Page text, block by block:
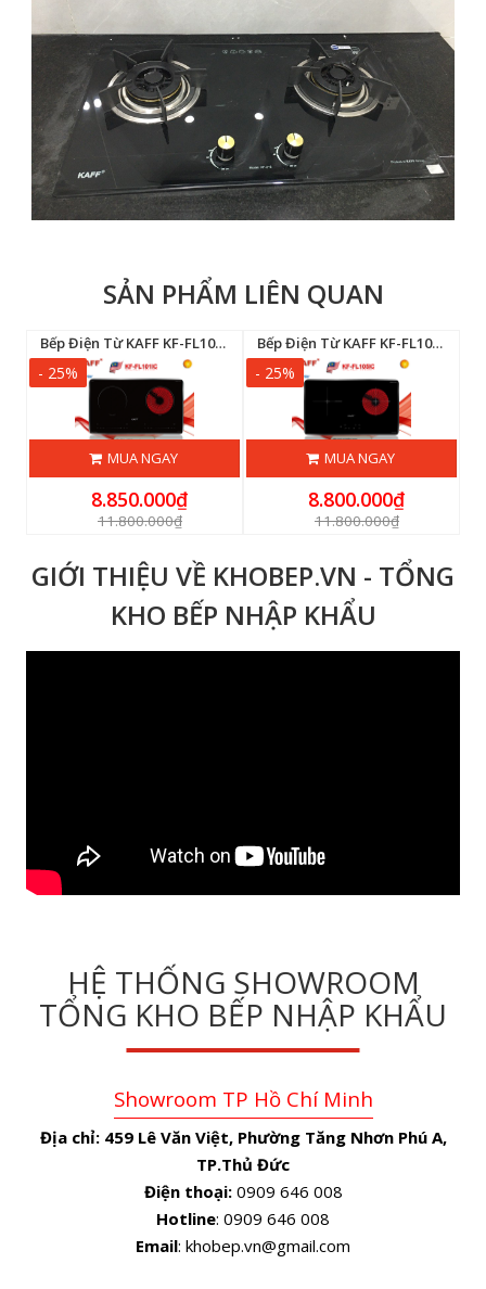
SẢN PHẨM LIÊN QUAN
Bếp Điện Từ KAFF KF-FL101IC
- 25%
MUA NGAY
8.850.000₫
11.800.000₫
Bếp Điện Từ KAFF KF-FL105IC
- 25%
MUA NGAY
8.800.000₫
11.800.000₫
GIỚI THIỆU VỀ KHOBEP.VN - TỔNG
KHO BẾP NHẬP KHẨU
HỆ THỐNG SHOWROOM
TỔNG KHO BẾP NHẬP KHẨU
Showroom TP Hồ Chí Minh
Địa chỉ: 459 Lê Văn Việt, Phường Tăng Nhơn Phú A,
TP.Thủ Đức
Điện thoại:0909 646 008
Hotline: 0909 646 008
Email: khobep.vn@gmail.com